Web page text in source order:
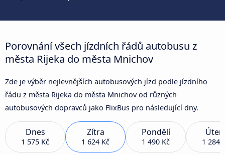
Porovnání všech jízdních řádů autobusu z
města Rijeka do města Mnichov
Zde je výběr nejlevnějších autobusových jízd podle jízdního
řádu z města Rijeka do města Mnichov od různých
autobusových dopravců jako FlixBus pro následující dny.
Dnes
1 575 Kč
Zítra
1 624 Kč
Pondělí
1 490 Kč 1 284